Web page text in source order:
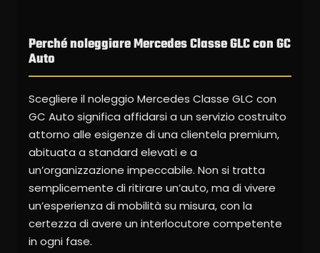
Perché noleggiare Mercedes Classe GLC con GC
Auto
Scegliere il noleggio Mercedes Classe GLC con
GC Auto significa affidarsi a un servizio costruito
attorno alle esigenze di una clientela premium,
abituata a standard elevati e a
un’organizzazione impeccabile. Non si tratta
semplicemente di ritirare un’auto, ma di vivere
un’esperienza di mobilità su misura, con la
certezza di avere un interlocutore competente
in ogni fase.